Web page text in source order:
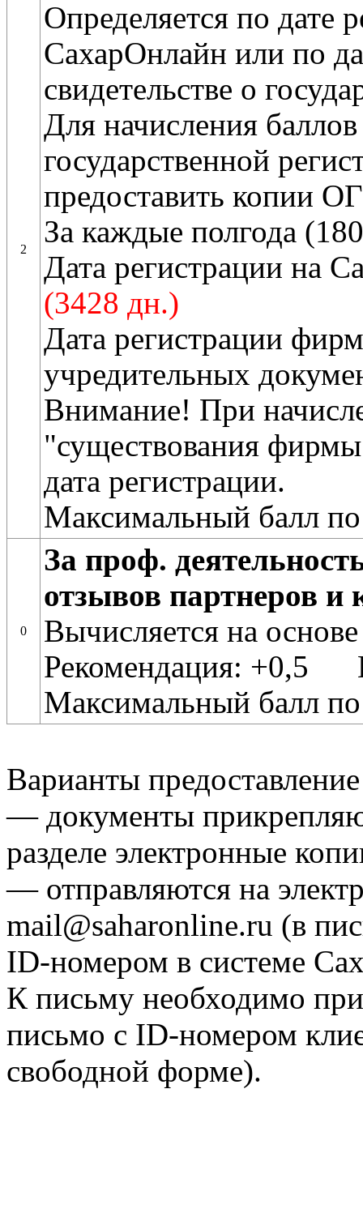
2
Определяется по дате
СахарОнлайн или по
свидетельстве о
Для начисления
государственной
предоставить копии
За каждые полгода
Дата регистрации на
(3428 дн.)
Дата регистрации
учредительных
Внимание! При
"существования
дата регистрации.
Максимальный балл
0
За проф.
отзывов партнеров и
Вычисляется на
Рекомендация:
Максимальный балл
Варианты
— документы
разделе электронные
— отправляются на
mail@saharonline.ru (в
ID-номером в системе
К письму необходимо
письмо с ID-номером
свободной форме).